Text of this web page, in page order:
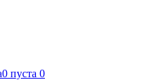
0 пуста 0